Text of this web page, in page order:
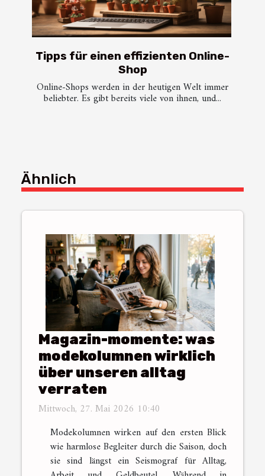
Tipps für einen effizienten Online-
Shop
Online-Shops werden in der heutigen Welt immer
beliebter. Es gibt bereits viele von ihnen, und...
Ähnlich
Magazin-momente: was
modekolumnen wirklich
über unseren alltag
verraten
Mittwoch, 27. Mai 2026 10:40
Modekolumnen wirken auf den ersten Blick
wie harmlose Begleiter durch die Saison, doch
sie sind längst ein Seismograf für Alltag,